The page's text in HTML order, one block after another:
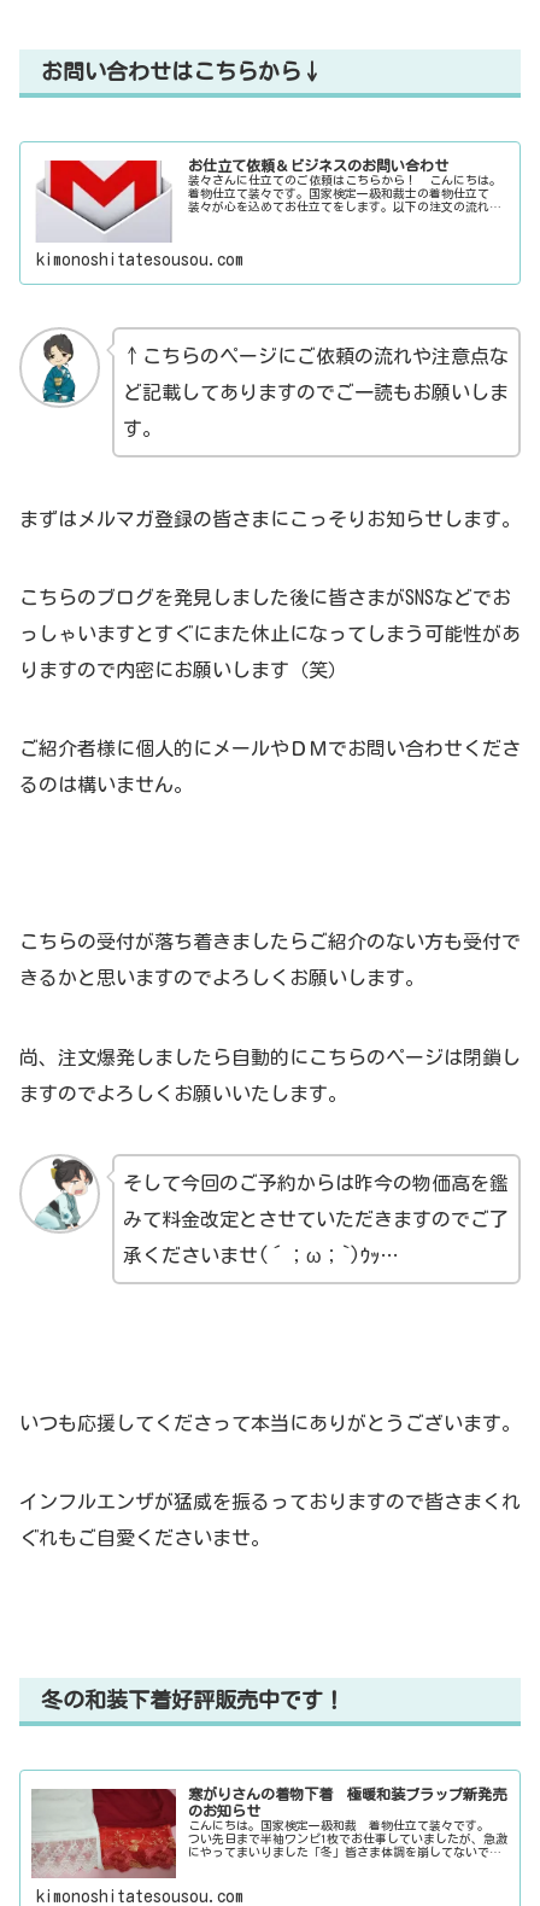
お問い合わせはこちらから↓
お仕立て依頼＆ビジネスのお問い合わせ
装々さんに仕立てのご依頼はこちらから！ こんにちは。
着物仕立て装々です。国家検定一級和裁士の着物仕立て
装々が心を込めてお仕立てをします。以下の注文の流れと
kimonoshitatesousou.com
↑こちらのページにご依頼の流れや注意点な
ど記載してありますのでご一読もお願いしま
す。
まずはメルマガ登録の皆さまにこっそりお知らせします。
こちらのブログを発見しました後に皆さまがSNSなどでお
っしゃいますとすぐにまた休止になってしまう可能性があ
りますので内密にお願いします（笑）
ご紹介者様に個人的にメールやＤＭでお問い合わせくださ
るのは構いません。
こちらの受付が落ち着きましたらご紹介のない方も受付で
きるかと思いますのでよろしくお願いします。
尚、注文爆発しましたら自動的にこちらのページは閉鎖し
ますのでよろしくお願いいたします。
そして今回のご予約からは昨今の物価高を鑑
みて料金改定とさせていただきますのでご了
承くださいませ(´；ω；`)ｳｯ…
いつも応援してくださって本当にありがとうございます。
インフルエンザが猛威を振るっておりますので皆さまくれ
ぐれもご自愛くださいませ。
冬の和装下着好評販売中です！
寒がりさんの着物下着 極暖和装ブラップ新発売
のお知らせ
こんにちは。国家検定一級和裁 着物仕立て装々です。
つい先日まで半袖ワンピ1枚でお仕事していましたが、急激
にやってまいりました「冬」皆さま体調を崩してないでし
kimonoshitatesousou.com